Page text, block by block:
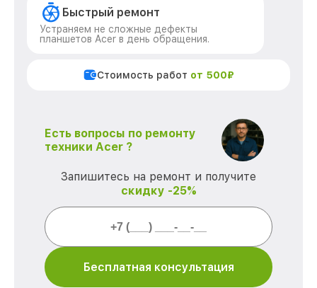
Быстрый ремонт
Устраняем не сложные дефекты
планшетов Acer в день обращения.
Стоимость работ от 500₽
Есть вопросы по ремонту
техники Acer ?
Запишитесь на ремонт и получите
скидку -25%
Бесплатная консультация